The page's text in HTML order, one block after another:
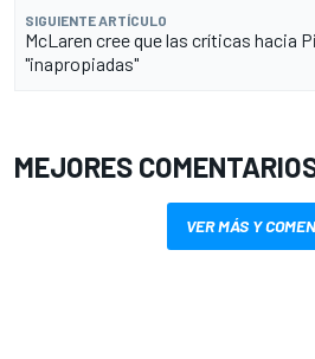
SIGUIENTE ARTÍCULO
McLaren cree que las críticas hacia
"inapropiadas"
MEJORES
VER MÁS Y